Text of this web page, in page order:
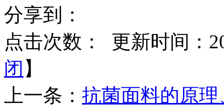
分享到：
点击次数：
更新时间：
闭 】
上一条： 抗菌面料的原